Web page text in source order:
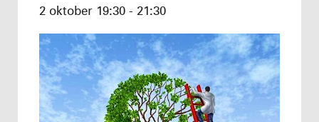
2 oktober 19:30 - 21:30